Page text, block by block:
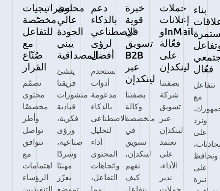
استراتيجيات
مخصّصة
للتفاعل
مع
صُنّاع
القرار
نصمّم
محتوى
مخصصًا
وأطر
تواصل
تتوافق
مع
اهتمامات
الرؤساء
محتوى
عالي
الجودة
يبني
المصداقية
ينشئ
فريقنا
منشورات
قيادية
فكرية،
ورؤى
صناعية،
وسردًا
مهنيًا
يعزّز
دعم
بالذكاء
الاصطناعي
لرؤى
أفضل
نستخدم
أدوات
مدعومة
بالذكاء
الاصطناعي
لتحليل
أداء
المحتوى
واتجاهات
التفاعل،
خبرة
قوية
في
تسويق
B2B
عبر
لينكدإن
بصفتنا
وكالة
متخصصة
في
تسويق
لينكدإن،
نفهم
كيف
حملات
إعلانات
وInMail
فعّالة
على
لينكدإن
بصفتنا
شركة
تسويق
عبر
لينكدإن
تعتمد
على
الأداء،
ندير
بناء
فعّال
نتفاعل
مع
ونرد
على
ونحافظ
على
نبرة